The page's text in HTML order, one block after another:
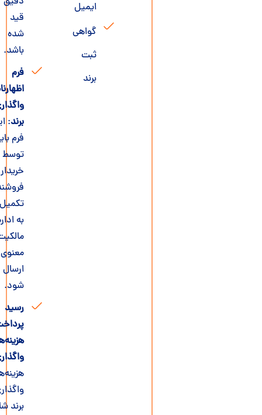
ایمیل
گواهی
باشد.
فرم
اظهارنامه
واگذاری
: این
فرم باید
توسط
خریدار و
فروشنده
تکمیل و
به اداره
مالکیت
معنوی
ارسال
شود.
رسید
پرداخت
هزینه‌های
واگذاری:
هزینه‌های
واگذاری
برند شامل